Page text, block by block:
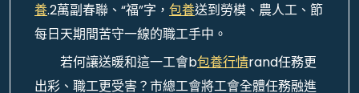
養.2萬副春聯、“福”字， 包養送到勞模、農人工、節
每日天期間苦守一線的職工手中。
若何讓送暖和這一工會b包養行情rand任務更
出彩、職工更受害？市總工會將工會全體任務融進